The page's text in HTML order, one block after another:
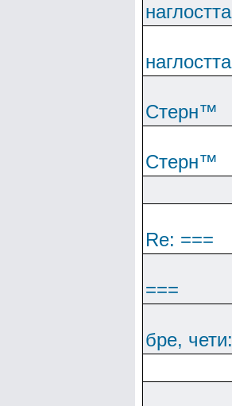
наглостта
наглостта
Cтepн™
Cтepн™
Re: ===
===
бре, чети: